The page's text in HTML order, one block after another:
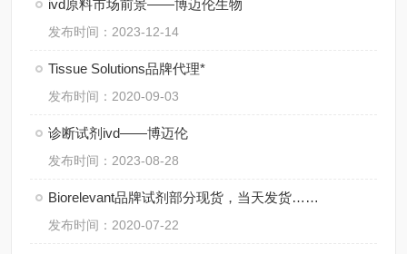
ivd原料市场前景——博迈伦生物
发布时间：2023-12-14
Tissue Solutions品牌代理*
发布时间：2020-09-03
诊断试剂ivd——博迈伦
发布时间：2023-08-28
Biorelevant品牌试剂部分现货，当天发货……
发布时间：2020-07-22